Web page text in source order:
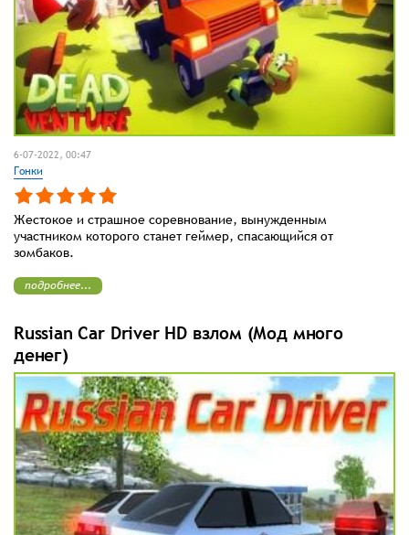
6-07-2022, 00:47
Гонки
Жестокое и страшное соревнование, вынужденным
участником которого станет геймер, спасающийся от
зомбаков.
подробнее...
Russian Car Driver HD взлом (Мод много
денег)